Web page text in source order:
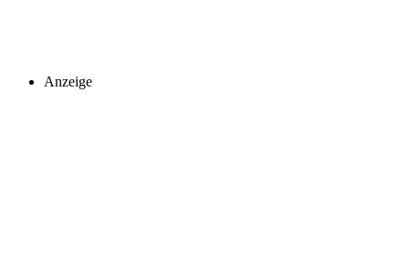
Anzeige